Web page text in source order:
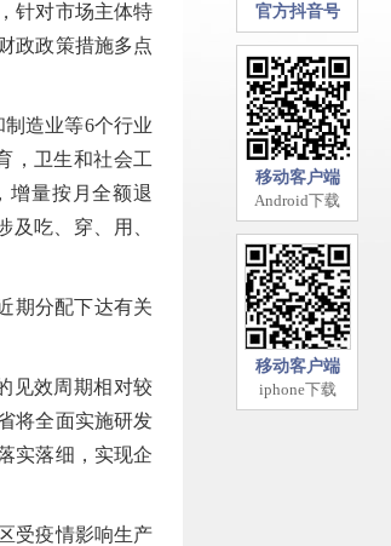
针对市场主体特
政政策措施多点
造业等6个行业
，卫生和社会工
增量按月全额退
吃、穿、用、
期分配下达有关
见效周期相对较
将全面实施研发
实落细，实现企
受疫情影响生产
官方抖音号
移动客户端
Android下载
移动客户端
iphone下载